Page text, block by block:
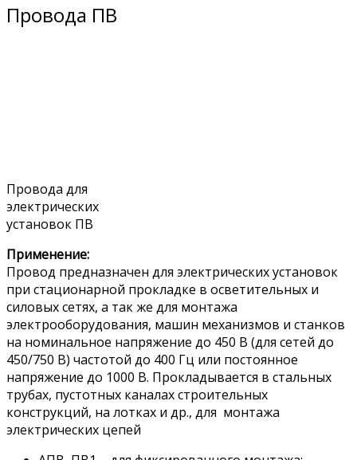
Провода ПВ
Провода для
электрических
установок ПВ
Применение:
Провод предназначен для электрических установок
при стационарной прокладке в осветительных и
силовых сетях, а так же для монтажа
электрооборудования, машин механизмов и станков
на номинальное напряжение до 450 В (для сетей до
450/750 В) частотой до 400 Гц или постоянное
напряжение до 1000 В. Прокладывается в стальных
трубах, пустотных каналах строительных
конструкций, на лотках и др., для монтажа
электрических цепей